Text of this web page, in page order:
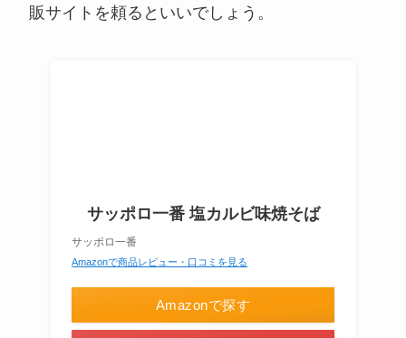
販サイトを頼るといいでしょう。
サッポロ一番 塩カルビ味焼そば
サッポロ一番
Amazonで商品レビュー・口コミを見る
Amazonで探す